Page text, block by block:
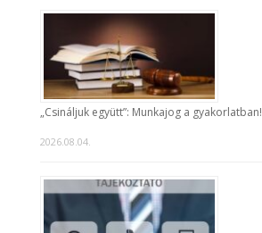
„Csináljuk együtt”: Munkajog a gyakorlatban!
2026.08.04.